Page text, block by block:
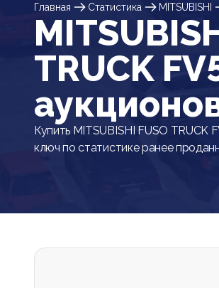
Главная Статистика MITSUBISHI
TRUCK
Купить MITSUBISHI FUSO
ключ по статистике ранее